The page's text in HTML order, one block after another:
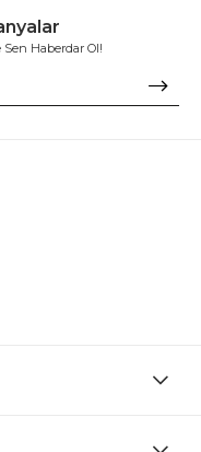
Sen Haberdar Ol!